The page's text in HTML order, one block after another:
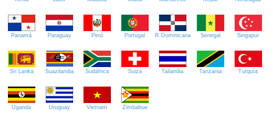
Panamá Paraguay Perú Portugal R.Dominicana Senegal Singapur
Sri Lanka Suazilandia Sudáfrica Suiza Tailandia Tanzania Turquía
Uganda Uruguay Vietnam Zimbabue